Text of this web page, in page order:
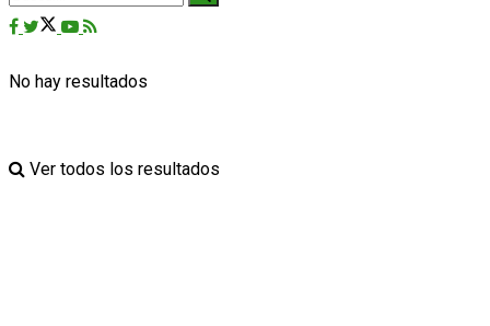
No hay resultados
Ver todos los resultados